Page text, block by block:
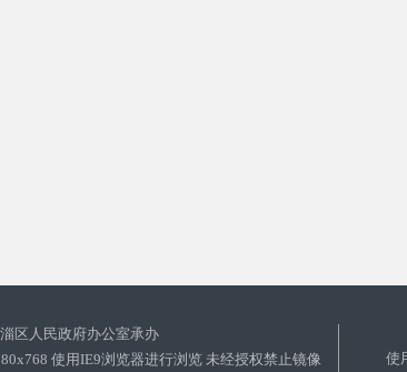
人民政府办公室承办
使用IE9浏览器进行浏览 未经授权禁止镜像
使